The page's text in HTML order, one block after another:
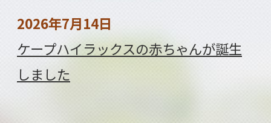
2026年7月14日
ケープハイラックスの赤ちゃんが誕生
しました